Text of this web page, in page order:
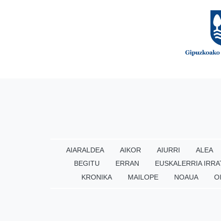
AIARALDEA AIKOR AIURRI ALEA
BEGITU
ERRAN EUSKALERRIA
KRONIKA
MAILOPE NOAUA